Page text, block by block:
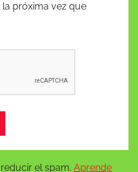
próxima vez que
el spam. Aprende